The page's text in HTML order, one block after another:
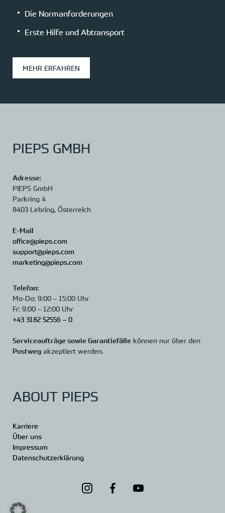
Die Normanforderungen
Erste Hilfe und Abtransport
MEHR ERFAHREN
PIEPS GMBH
Adresse:
PIEPS GmbH
Parkring 4
8403 Lebring, Österreich
E-Mail
office@pieps.com
support@pieps.com
marketing@pieps.com
Telefon:
Mo-Do: 9:00 – 15:00 Uhr
Fr: 9:00 – 12:00 Uhr
+43 3182 52556 – 0
Serviceaufträge sowie Garantiefälle können nur über den
Postweg akzeptiert werden.
ABOUT PIEPS
Karriere
Über uns
Impressum
Datenschutzerklärung